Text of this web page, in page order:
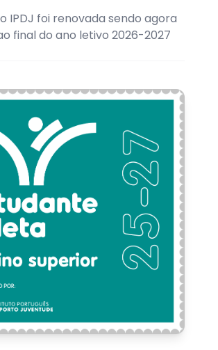
IPDJ foi renovada sendo agora
final do ano letivo 2026-2027